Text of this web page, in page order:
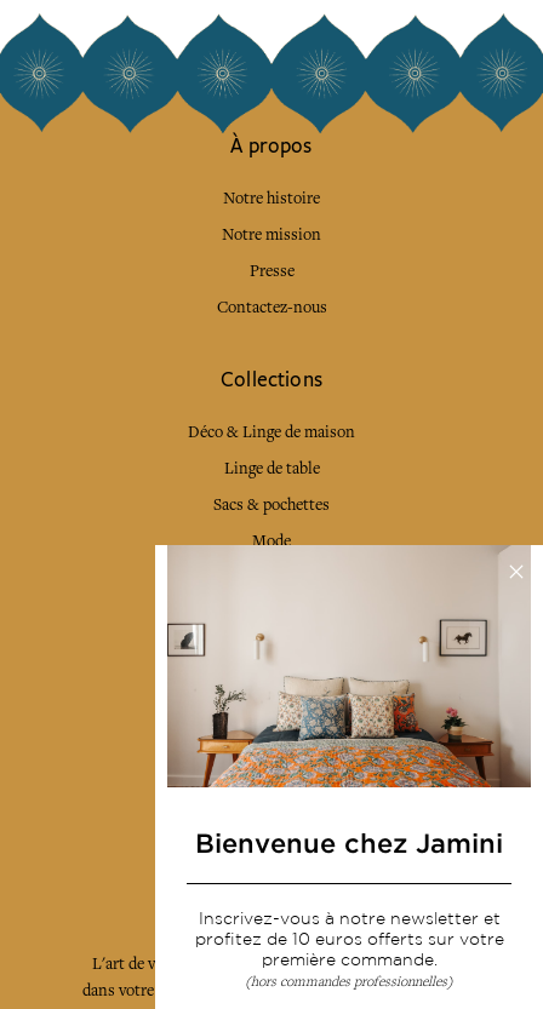
À propos
Notre histoire
Notre mission
Presse
Contactez-nous
Collections
Déco & Linge de maison
Linge de table
Sacs & pochettes
Mode
Livraison & retour
CGV
Devenir revendeur
Notre communauté
L'art de vivre JAMINI raconté avec poésie et élégance
dans votre boîte mail. Inscrivez vous à notre newsletter
Bienvenue chez Jamini
Inscrivez-vous à notre newsletter et
profitez de 10 euros offerts sur votre
première commande.
(hors commandes professionnelles)